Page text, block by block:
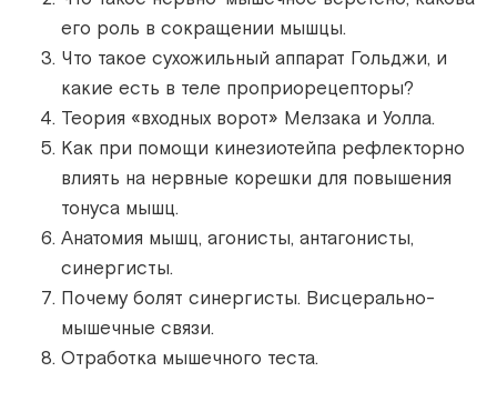
его роль в сокращении мышцы.
Что такое сухожильный аппарат Гольджи, и
какие есть в теле проприорецепторы?
Теория «входных ворот» Мелзака и Уолла.
Как при помощи кинезиотейпа рефлекторно
влиять на нервные корешки для повышения
тонуса мышц.
Анатомия мышц, агонисты, антагонисты,
синергисты.
Почему болят синергисты. Висцерально-
мышечные связи.
Отработка мышечного теста.